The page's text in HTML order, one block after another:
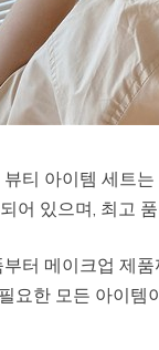
티 아이템 세트
어 있으며, 최고
터 메이크업 제
요한 모든 아이